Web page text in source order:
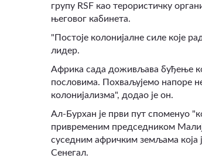
групу RSF као терористичку
његовог кабинета.
"Постоје колонијалне силе које
лидер.
Африка сада доживљава буђење
пословима. Похваљујемо напоре
колонијализма", додао је он.
Ал-Бурхан је први пут споменуо
привременим председником
суседним афричким земљама која
Сенегал.